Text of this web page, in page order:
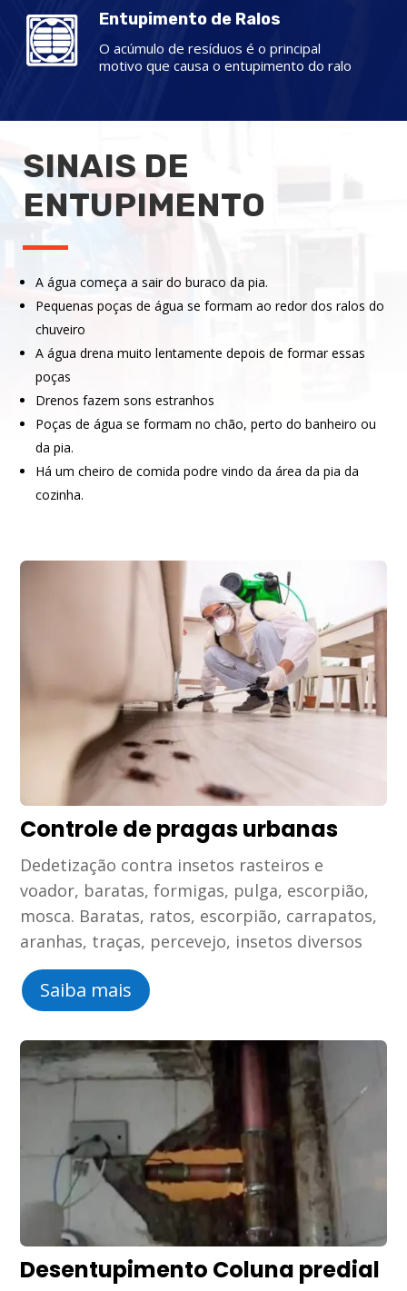
Entupimento de Ralos
O acúmulo de resíduos é o principal
motivo que causa o entupimento do ralo
SINAIS DE
ENTUPIMENTO
A água começa a sair do buraco da pia.
Pequenas poças de água se formam ao redor dos ralos do
chuveiro
A água drena muito lentamente depois de formar essas
poças
Drenos fazem sons estranhos
Poças de água se formam no chão, perto do banheiro ou
da pia.
Há um cheiro de comida podre vindo da área da pia da
cozinha.
Controle de pragas urbanas
Dedetização contra insetos rasteiros e
voador, baratas, formigas, pulga, escorpião,
mosca. Baratas, ratos, escorpião, carrapatos,
aranhas, traças, percevejo, insetos diversos
Saiba mais
Desentupimento Coluna predial